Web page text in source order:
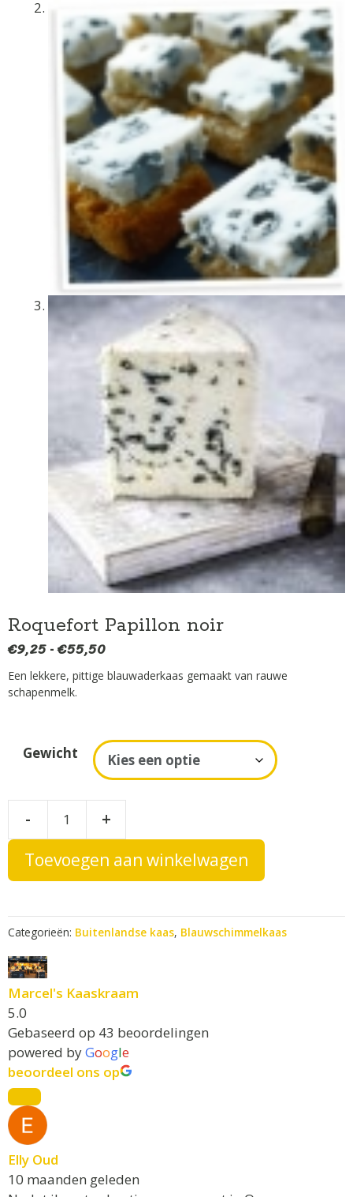
Roquefort Papillon noir
€9,25 - €55,50Prijsklasse:
€9,25
Een lekkere, pittige blauwaderkaas gemaakt van rauwe
schapenmelk.
Gewicht
-
Roquefort
Papillon
noir
aantal
+
Toevoegen aan winkelwagen
e
n
t
v
e
:
Categorieën: Buitenlandse kaas, Blauwschimmelkaas
Marcel's Kaaskraam
5.0
Gebaseerd op 43 beoordelingen
powered byGoogle
beoordeel ons op
Elly Oud
10 maanden geleden